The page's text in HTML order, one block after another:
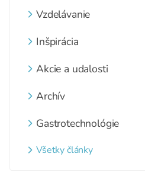
Vzdelávanie
Inšpirácia
Akcie a udalosti
Archív
Gastrotechnológie
Všetky články